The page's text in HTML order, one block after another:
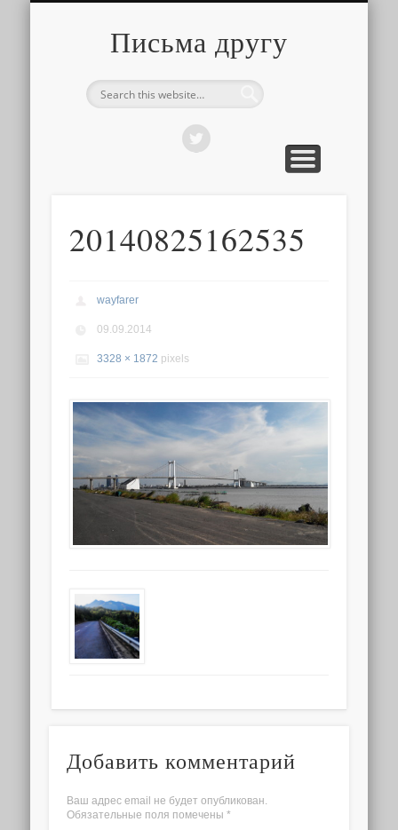
Письма другу
20140825162535
wayfarer
09.09.2014
3328 × 1872 pixels
Добавить комментарий
Ваш адрес email не будет опубликован.
Обязательные поля помечены *